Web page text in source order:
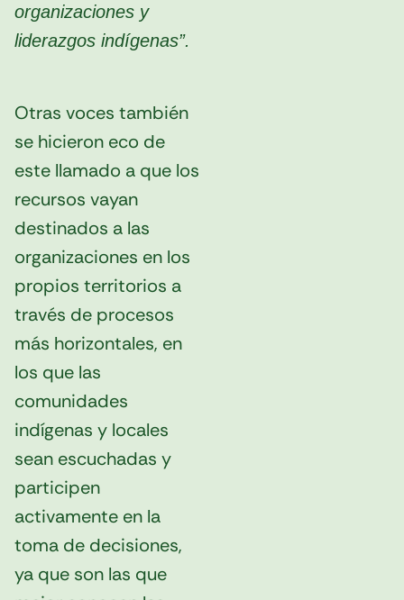
organizaciones y
liderazgos indígenas”.
Otras voces también
se hicieron eco de
este llamado a que los
recursos vayan
destinados a las
organizaciones en los
propios territorios a
través de procesos
más horizontales, en
los que las
comunidades
indígenas y locales
sean escuchadas y
participen
activamente en la
toma de decisiones,
ya que son las que